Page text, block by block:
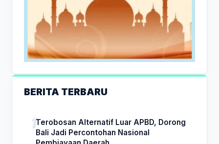
BERITA TERBARU
Terobosan Alternatif Luar APBD, Dorong
Bali Jadi Percontohan Nasional